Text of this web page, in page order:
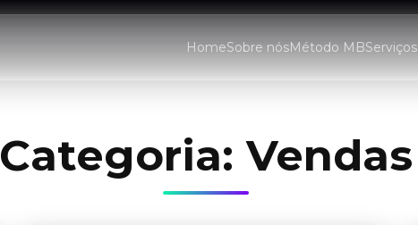
HomeSobre nósMétodo MBServiços
Categoria:Vendas